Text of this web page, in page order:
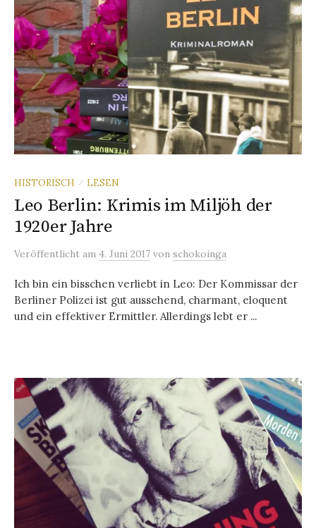
HISTORISCH / LESEN
Leo Berlin: Krimis im Miljöh der
1920er Jahre
Veröffentlicht am 4. Juni 2017 von schokoinga
Ich bin ein bisschen verliebt in Leo: Der Kommissar der
Berliner Polizei ist gut aussehend, charmant, eloquent
und ein effektiver Ermittler. Allerdings lebt er ...